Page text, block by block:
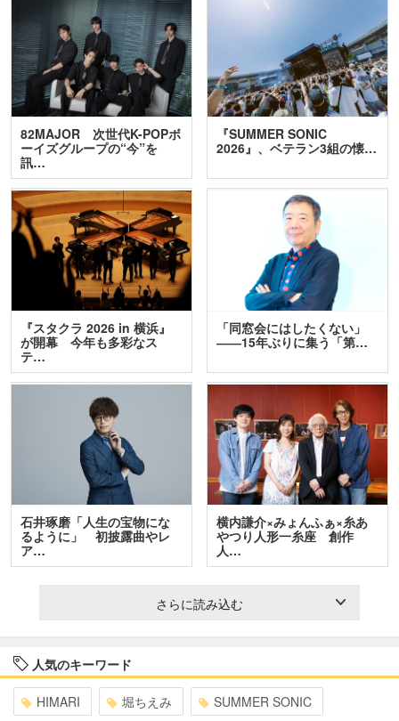
82MAJOR 次世代K-POPボ
ーイズグループの“今”を
訊…
『SUMMER SONIC
2026』、ベテラン3組の懐…
『スタクラ 2026 in 横浜』
が開幕 今年も多彩なス
テ…
「同窓会にはしたくない」
――15年ぶりに集う「第…
石井琢磨「人生の宝物にな
るように」 初披露曲やレ
ア…
横内謙介×みょんふぁ×糸あ
やつり人形一糸座 創作
人…
さらに読み込む
人気のキーワード
HIMARI 堀ちえみ SUMMER SONIC